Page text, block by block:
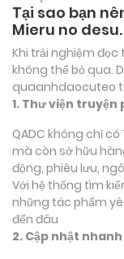
Tại sao bạn
Mieru no
Khi trải nghiệm
không thể bỏ qua.
quaanhdaocuteo
1. Thư viện
QADC không chỉ
mà còn sở hữu
động, phiêu lưu,
Với hệ thống tìm
những tác phẩm
đến đâu
2. Cập nhật